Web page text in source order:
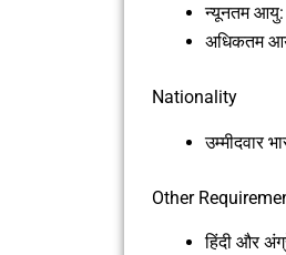
न्यूनतम आयु:
अधिकतम
Nationality
उम्मीदवार
Other
हिंदी और